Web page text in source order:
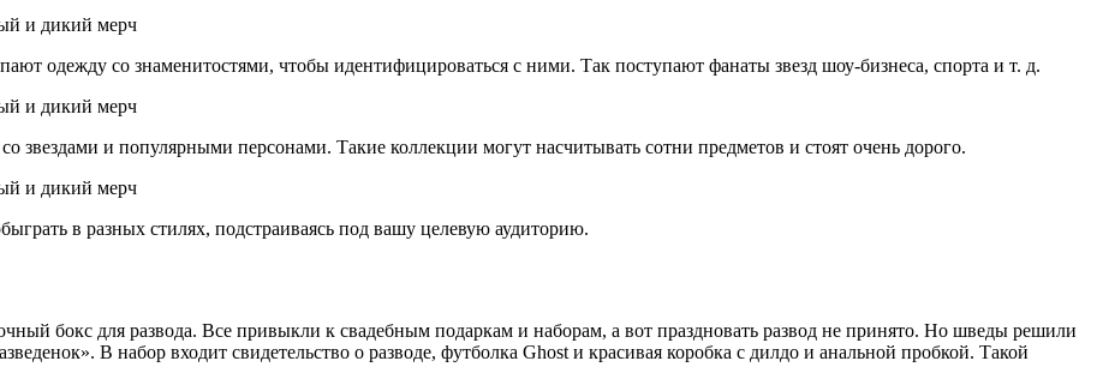
одежду со знаменитостями, чтобы идентифицироваться с ними. Так поступают фанаты звезд шоу-бизнеса, спорта и т. д.
звездами и популярными персонами. Такие коллекции могут насчитывать сотни предметов и стоят очень дорого.
в разных стилях, подстраиваясь под вашу целевую аудиторию.
бокс для развода. Все привыкли к свадебным подаркам и наборам, а вот праздновать развод не принято. Но шведы решили
В набор входит свидетельство о разводе, футболка Ghost и красивая коробка с дилдо и анальной пробкой. Такой